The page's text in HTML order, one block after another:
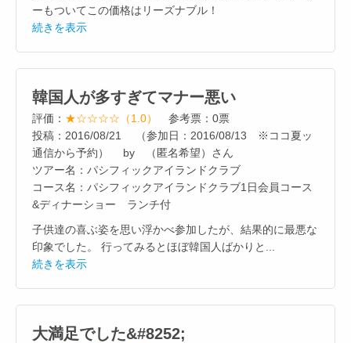
ーもついてこの価格はリーズナブル！
続きを表示
韓国人が多すぎてマナー悪い
評価： ★☆☆☆☆（1.0）
参考票：0票
投稿：2016/08/21 （参加日：2016/08/13 ※ココ夏ッ
通信から予約） by （匿名希望）さん
ツアー名：パシフィックアイランドクラブ
コース名：パシフィックアイランドクラブ1日会員コース
&ディナーショー ランチ付
子供達の喜ぶ姿を思い浮かべ参加したが、結果的に最悪な
印象でした。 行ってみるとほぼ韓国人ばかりと...
続きを表示
大満足でした&#8252;